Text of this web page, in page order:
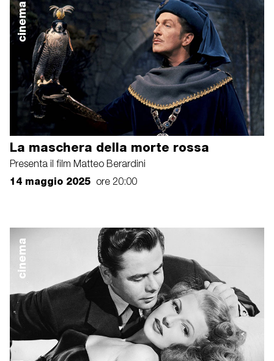
cinema
La maschera della morte rossa
Presenta il film Matteo Berardini
14 maggio 2025 ore 20:00
cinema